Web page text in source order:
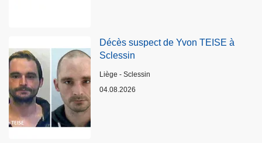
Décès suspect de Yvon TEISE à
Sclessin
Lieux
Liège - Sclessin
04.08.2026